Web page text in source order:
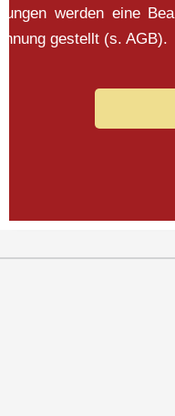
werden eine
gestellt (s. AGB).